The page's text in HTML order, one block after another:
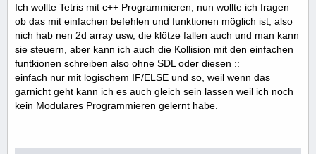
Ich wollte Tetris mit c++ Programmieren, nun wollte ich fragen
ob das mit einfachen befehlen und funktionen möglich ist, also
nich hab nen 2d array usw, die klötze fallen auch und man kann
sie steuern, aber kann ich auch die Kollision mit den einfachen
funtkionen schreiben also ohne SDL oder diesen ::
einfach nur mit logischem IF/ELSE und so, weil wenn das
garnicht geht kann ich es auch gleich sein lassen weil ich noch
kein Modulares Programmieren gelernt habe.